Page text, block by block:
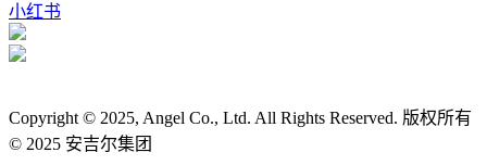
小红书
Copyright © 2025, Angel Co., Ltd. All Rights Reserved. 版权所有
© 2025 安吉尔集团